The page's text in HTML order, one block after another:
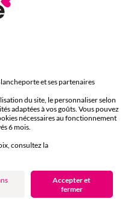
et ses partenaires
du site, le personnaliser selon
adaptées à vos goûts. Vous pouvez
nécessaires au fonctionnement
6 mois.
consultez la
Accepter et
fermer